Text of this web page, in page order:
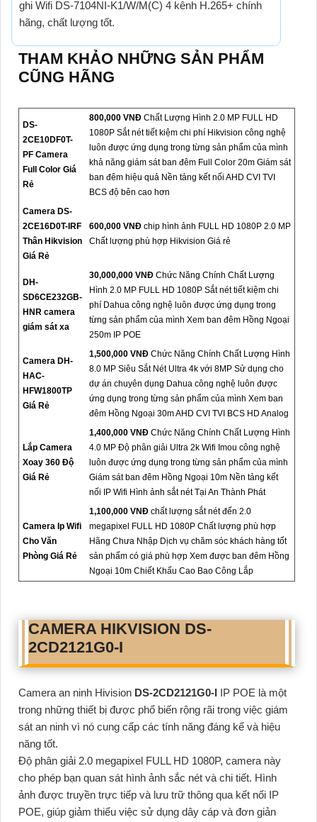
ghi Wifi DS-7104NI-K1/W/M(C) 4 kênh H.265+ chính
hãng, chất lượng tốt.
THAM KHẢO NHỮNG SẢN PHẨM
CŨNG HÃNG
DS-
2CE10DF0T-
PF Camera
Full Color Giá
Rẻ
800,000 VNĐ Chất Lượng Hình 2.0 MP FULL HD
1080P Sắt nét tiết kiệm chi phí Hikvision công nghệ
luôn được ứng dụng trong từng sản phẩm của mình
khả năng giám sát ban đêm Full Color 20m Giám sát
ban đêm hiệu quả Nền tảng kết nối AHD CVI TVI
BCS độ bên cao hơn
Camera DS-
2CE16D0T-IRF
Thân Hikvision
Giá Rẻ
600,000 VNĐ chip hình ảnh FULL HD 1080P 2.0 MP
Chất lượng phù hợp Hikvision Giá rẻ
DH-
SD6CE232GB-
HNR camera
giám sát xa
30,000,000 VNĐ Chức Năng Chính Chất Lượng
Hình 2.0 MP FULL HD 1080P Sắt nét tiết kiệm chi
phí Dahua công nghệ luôn được ứng dụng trong
từng sản phẩm của mình Xem ban đêm Hồng Ngoại
250m IP POE
Camera DH-
HAC-
HFW1800TP
Giá Rẻ
1,500,000 VNĐ Chức Năng Chính Chất Lượng Hình
8.0 MP Siêu Sắt Nét Ultra 4k với 8MP Sử dụng cho
dự án chuyên dụng Dahua công nghệ luôn được
ứng dụng trong từng sản phẩm của mình Xem ban
đêm Hồng Ngoại 30m AHD CVI TVI BCS HD Analog
Lắp Camera
Xoay 360 Độ
Giá Rẻ
1,400,000 VNĐ Chức Năng Chính Chất Lượng Hình
4.0 MP Độ phân giải Ultra 2k Wifi Imou công nghệ
luôn được ứng dụng trong từng sản phẩm của mình
Giám sát ban đêm Hồng Ngoại 10m Nền tảng kết
nối IP Wifi Hình ảnh sắt nét Tại An Thành Phát
Camera Ip Wifi
Cho Văn
Phòng Giá Rẻ
1,100,000 VNĐ chất lượng sắt nét đến 2.0
megapixel FULL HD 1080P Chất lượng phù hợp
Hãng Chưa Nhập Dịch vụ chăm sóc khách hàng tốt
sản phẩm có giá phù hợp Xem được ban đêm Hồng
Ngoại 10m Chiết Khấu Cao Bao Công Lắp
CAMERA HIKVISION DS-
2CD2121G0-I
Camera an ninh Hivision DS-2CD2121G0-I
IP POE là một
trong những thiết bị được phổ biến rộng rãi trong việc giám
sát an ninh vì nó cung cấp các tính năng đáng kể và hiệu
năng tốt.
Độ phân giải 2.0 megapixel FULL HD 1080P, camera này
cho phép bạn quan sát hình ảnh sắc nét và chi tiết. Hình
ảnh được truyền trực tiếp và lưu trữ thông qua kết nối IP
POE, giúp giảm thiểu việc sử dụng dây cáp và đơn giản